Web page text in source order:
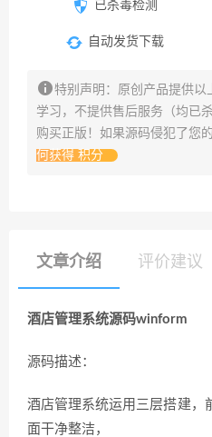
已杀毒检测
自动发货下载
特别声明：原创产品提供以
学习，不提供售后服务（均已
购买正版！如果源码侵犯了您
何获得 积分
文章介绍 评价建议
酒店管理系统源码winform
源码描述：
酒店管理系统运用三层搭建，
面干净整洁，